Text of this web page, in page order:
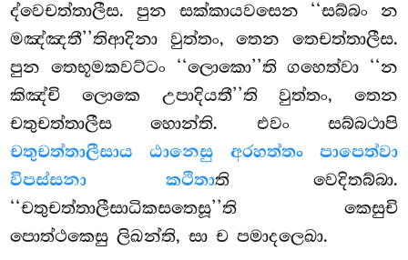
ද්වෙචත්තාලීස. පුන සක්කායවසෙන ‘‘සබ්බං න
මඤ්ඤතී’’තිආදිනා වුත්තං, තෙන තෙචත්තාලීස.
පුන තෙභූමකවට්ටං ‘‘ලොකො’’ති ගහෙත්වා ‘‘න
කිඤ්චි ලොකෙ උපාදියතී’’තිවුත්තං, තෙන
චතුචත්තාලීස හොන්ති. එවං සබ්බථාපි
චතුචත්තාලීසාය ඨානෙසු අරහත්තං පාපෙත්වා
විපස්සනා කථිතාති වෙදිතබ්බා.
‘‘චතුචත්තාලීසාධිකසතෙසූ’’ති කෙසුචි
පොත්ථකෙසු ලිඛන්ති, සා ච පමාදලෙඛා.